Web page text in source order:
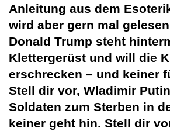
Anleitung aus dem
wird aber gern mal
Donald Trump steht
Klettergerüst und will die
erschrecken – und keiner
Stell dir vor, Wladimir
Soldaten zum Sterben in
keiner geht hin. Stell dir